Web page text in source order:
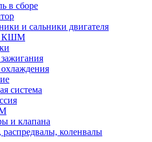
в сборе
и сальники двигателя
КШМ
система
и клапана
коленвалы